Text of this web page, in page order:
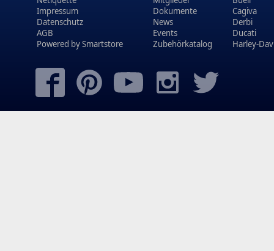
Impressum
Datenschutz
AGB
Powered bySmartstore
Dokumente
News
Events
Zubehörkatalog
Cagiva
Derbi
Ducati
Harley-